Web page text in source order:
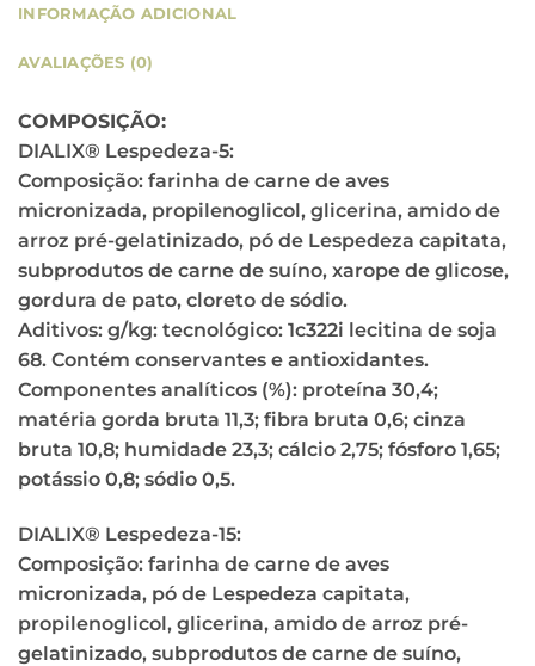
INFORMAÇÃO ADICIONAL
AVALIAÇÕES (0)
COMPOSIÇÃO:
DIALIX® Lespedeza-5:
Composição: farinha de carne de aves
micronizada, propilenoglicol, glicerina, amido de
arroz pré-gelatinizado, pó de Lespedeza capitata,
subprodutos de carne de suíno, xarope de glicose,
gordura de pato, cloreto de sódio.
Aditivos: g/kg: tecnológico: 1c322i lecitina de soja
68. Contém conservantes e antioxidantes.
Componentes analíticos (%): proteína 30,4;
matéria gorda bruta 11,3; fibra bruta 0,6; cinza
bruta 10,8; humidade 23,3; cálcio 2,75; fósforo 1,65;
potássio 0,8; sódio 0,5.
DIALIX® Lespedeza-15:
Composição: farinha de carne de aves
micronizada, pó de Lespedeza capitata,
propilenoglicol, glicerina, amido de arroz pré-
gelatinizado, subprodutos de carne de suíno,